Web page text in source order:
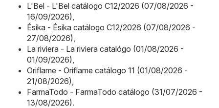
L'Bel - L'Bel catálogo C12/2026 (07/08/2026 -
16/09/2026)
Ésika - Ésika catálogo C12/2026 (07/08/2026 -
27/08/2026)
La riviera - La riviera catalógo (01/08/2026 -
01/09/2026)
Oriflame - Oriflame catálogo 11 (01/08/2026 -
21/08/2026)
FarmaTodo - FarmaTodo catálogo (31/07/2026 -
13/08/2026).